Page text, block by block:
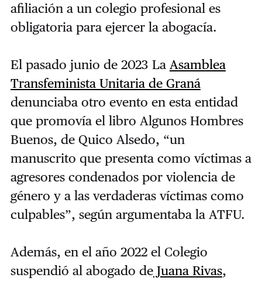
afiliación a un colegio profesional es
obligatoria para ejercer la abogacía.
El pasado junio de 2023 La Asamblea
Transfeminista Unitaria de Graná
denunciaba otro evento en esta entidad
que promovía el libro Algunos Hombres
Buenos, de Quico Alsedo, “un
manuscrito que presenta como víctimas a
agresores condenados por violencia de
género y a las verdaderas víctimas como
culpables”, según argumentaba la ATFU.
Además, en el año 2022 el Colegio
suspendió al abogado deJuana Rivas,